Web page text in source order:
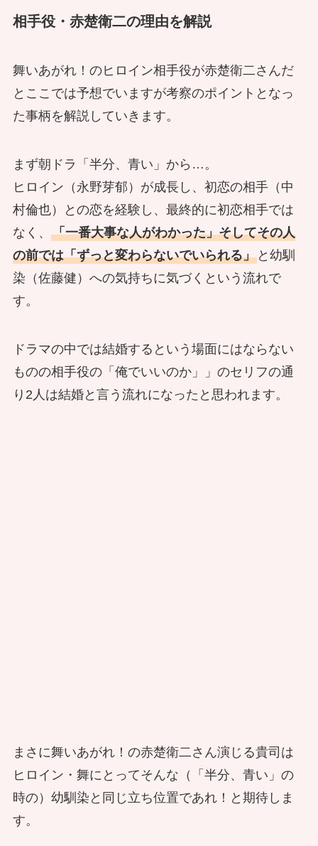
相手役・赤楚衛二の理由を解説
舞いあがれ！のヒロイン相手役が赤楚衛二さんだ
とここでは予想でいますが考察のポイントとなっ
た事柄を解説していきます。
まず朝ドラ「半分、青い」から…。
ヒロイン（永野芽郁）が成長し、初恋の相手（中
村倫也）との恋を経験し、最終的に初恋相手では
なく、 「一番大事な人がわかった」そしてその人
の前では「ずっと変わらないでいられる」と幼馴
染（佐藤健）への気持ちに気づくという流れで
す。
ドラマの中では結婚するという場面にはならない
ものの相手役の「俺でいいのか」」のセリフの通
り2人は結婚と言う流れになったと思われます。
まさに舞いあがれ！の赤楚衛二さん演じる貴司は
ヒロイン・舞にとってそんな（「半分、青い」の
時の）幼馴染と同じ立ち位置であれ！と期待しま
す。